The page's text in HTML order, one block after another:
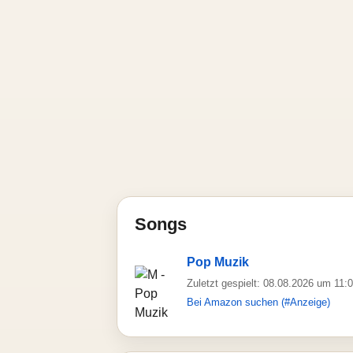
Songs
Pop Muzik
Zuletzt gespielt: 08.08.2026 um
Bei Amazon suchen (#Anzeige)